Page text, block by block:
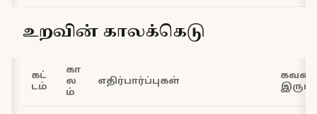
உறவின் காலக்கெடு
கட்
டம்
கா
ல
ம்
எதிர்பார்ப்புகள்